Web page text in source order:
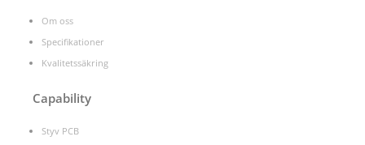
Om oss
Specifikationer
Kvalitetssäkring
Capability
Styv PCB